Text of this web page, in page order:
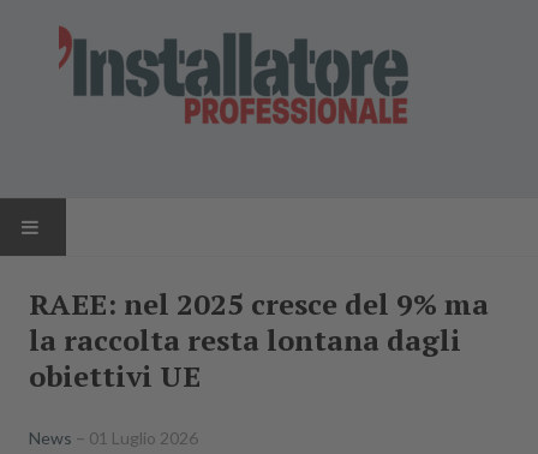
NEWS
RAEE: nel 2025 cresce del 9% ma
la raccolta resta lontana dagli
obiettivi UE
News 01 Luglio 2026